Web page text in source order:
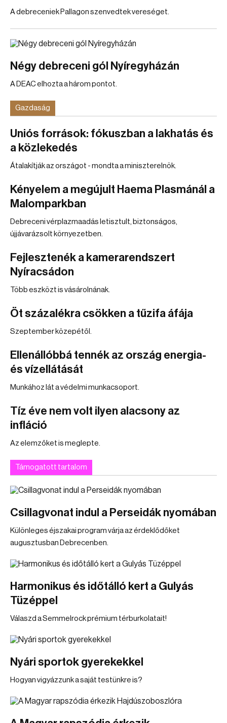
A debreceniek Pallagon szenvedtek vereséget.
Négy debreceni gól Nyíregyházán
A DEAC elhozta a három pontot.
Gazdaság
Uniós források: fókuszban a lakhatás és
a közlekedés
Átalakítják az országot - mondta a miniszterelnök.
Kényelem a megújult Haema Plasmánál a
Malomparkban
Debreceni vérplazmaadás letisztult, biztonságos,
újjávarázsolt környezetben.
Fejlesztenék a kamerarendszert
Nyíracsádon
Több eszközt is vásárolnának.
Öt százalékra csökken a tűzifa áfája
Szeptember közepétől.
Ellenállóbbá tennék az ország energia-
és vízellátását
Munkához lát a védelmi munkacsoport.
Tíz éve nem volt ilyen alacsony az
infláció
Az elemzőket is meglepte.
Támogatott tartalom
Csillagvonat indul a Perseidák nyomában
Különleges éjszakai program várja az érdeklődőket
augusztusban Debrecenben.
Harmonikus és időtálló kert a Gulyás
Tüzéppel
Válaszd a Semmelrock prémium térburkolatait!
Nyári sportok gyerekekkel
Hogyan vigyázzunk a saját testünkre is?